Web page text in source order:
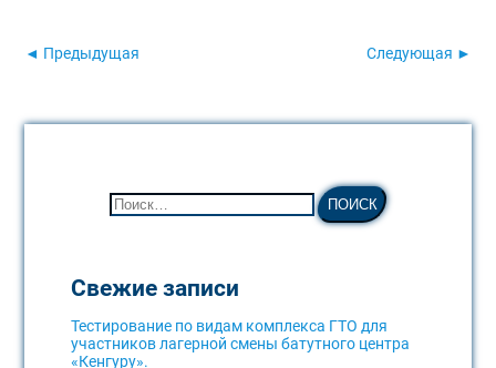
◄ Предыдущая Следующая ►
Свежие записи
Тестирование по видам комплекса ГТО для
участников лагерной смены батутного центра
«Кенгуру».